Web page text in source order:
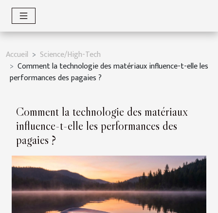
Accueil
Science/High-Tech
Comment la technologie des matériaux influence-t-elle les
performances des pagaies ?
Comment la technologie des matériaux
influence-t-elle les performances des
pagaies ?